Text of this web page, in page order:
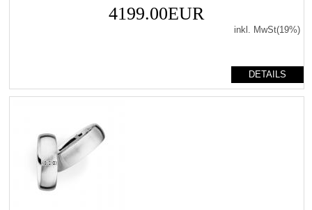
4199.00EUR
inkl. MwSt(19%)
DETAILS